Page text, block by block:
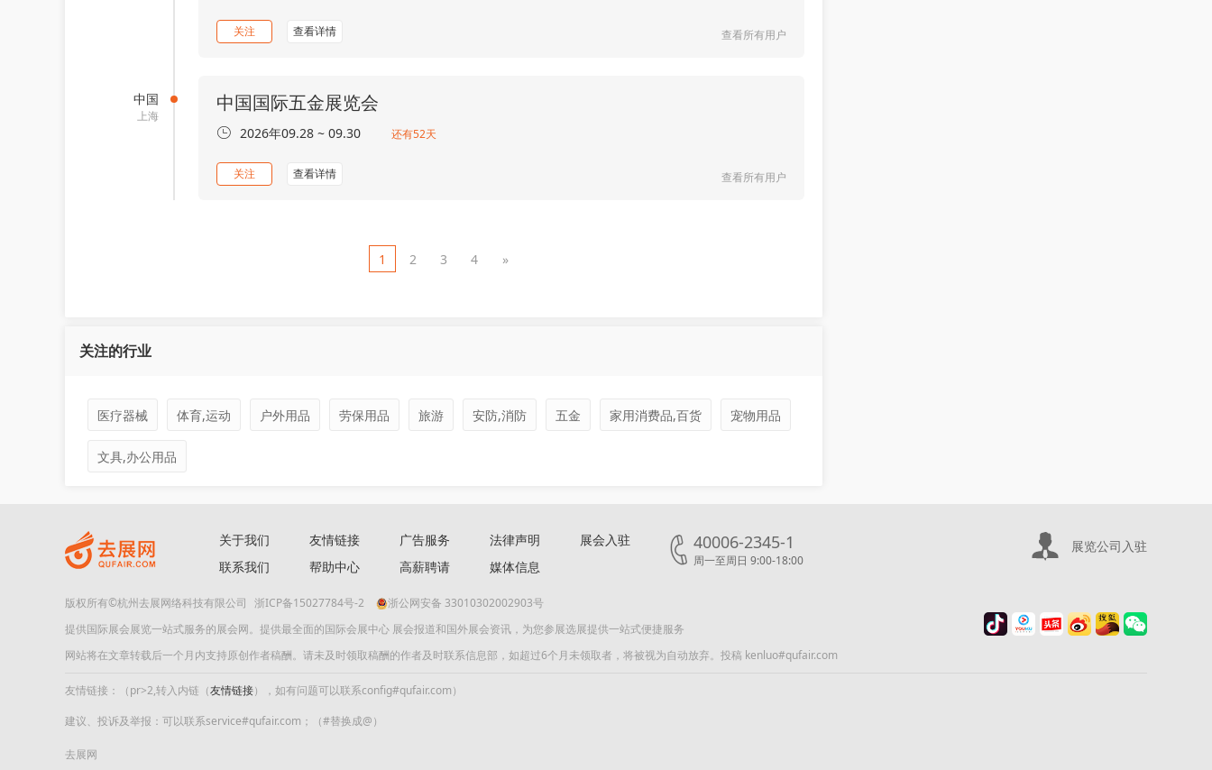
关注 查看详情 查看所有用户
中国
上海
中国国际五金展览会
2026年09.28 ~ 09.30 还有52天
关注 查看详情 查看所有用户
1 2 3 4 »
关注的行业
医疗器械 体育,运动 户外用品 劳保用品 旅游 安防,消防 五金 家用消费品,百货 宠物用品
文具,办公用品
关于我们
联系我们
友情链接
帮助中心
广告服务
高薪聘请
法律声明
媒体信息
展会入驻 40006-2345-1
周一至周日 9:00-18:00
展览公司入驻
版权所有©杭州去展网络科技有限公司 浙ICP备15027784号-2
浙公网安备 33010302002903号
提供国际展会展览一站式服务的展会网。提供最全面的国际会展中心 展会报道和国外展会资讯，为您参展选展提供一站式便捷服务
网站将在文章转载后一个月内支持原创作者稿酬。请未及时领取稿酬的作者及时联系信息部，如超过6个月未领取者，将被视为自动放弃。投稿 kenluo#qufair.com
友情链接：（pr>2,转入内链（友情链接），如有问题可以联系config#qufair.com）
建议、投诉及举报：可以联系service#qufair.com；（#替换成@）
去展网